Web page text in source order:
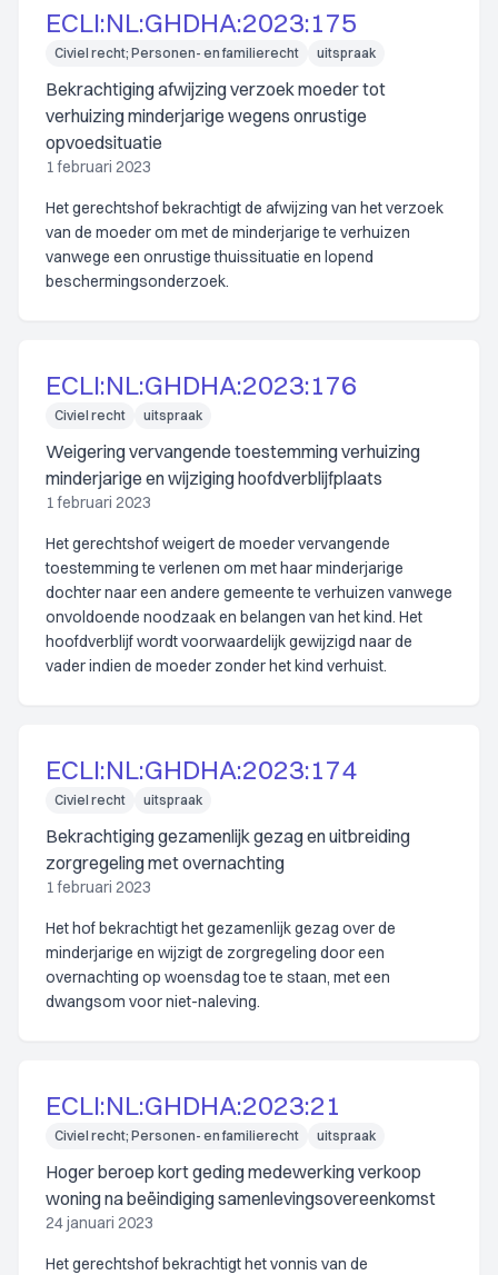
ECLI:NL:GHDHA:2023:175
Civiel recht; Personen- en familierecht uitspraak
Bekrachtiging afwijzing verzoek moeder tot
verhuizing minderjarige wegens onrustige
opvoedsituatie
1 februari 2023
Het gerechtshof bekrachtigt de afwijzing van het verzoek
van de moeder om met de minderjarige te verhuizen
vanwege een onrustige thuissituatie en lopend
beschermingsonderzoek.
ECLI:NL:GHDHA:2023:176
Civiel recht uitspraak
Weigering vervangende toestemming verhuizing
minderjarige en wijziging hoofdverblijfplaats
1 februari 2023
Het gerechtshof weigert de moeder vervangende
toestemming te verlenen om met haar minderjarige
dochter naar een andere gemeente te verhuizen vanwege
onvoldoende noodzaak en belangen van het kind. Het
hoofdverblijf wordt voorwaardelijk gewijzigd naar de
vader indien de moeder zonder het kind verhuist.
ECLI:NL:GHDHA:2023:174
Civiel recht uitspraak
Bekrachtiging gezamenlijk gezag en uitbreiding
zorgregeling met overnachting
1 februari 2023
Het hof bekrachtigt het gezamenlijk gezag over de
minderjarige en wijzigt de zorgregeling door een
overnachting op woensdag toe te staan, met een
dwangsom voor niet-naleving.
ECLI:NL:GHDHA:2023:21
Civiel recht; Personen- en familierecht uitspraak
Hoger beroep kort geding medewerking verkoop
woning na beëindiging samenlevingsovereenkomst
24 januari 2023
Het gerechtshof bekrachtigt het vonnis van de